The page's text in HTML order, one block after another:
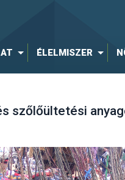
ÉLELMISZER
szőlőültetési